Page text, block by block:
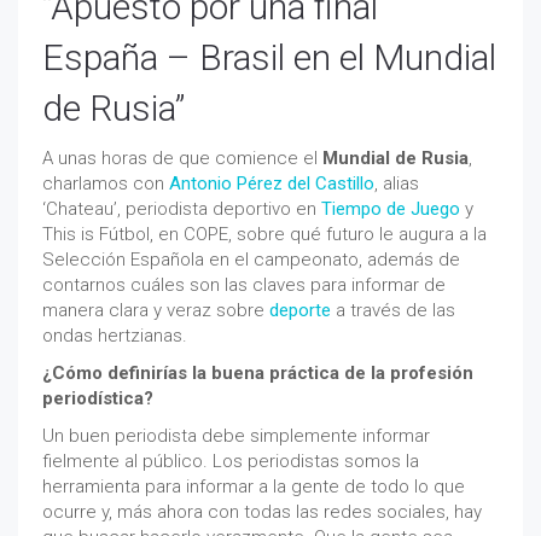
España – Brasil en el Mundial
de Rusia”
A unas horas de que comience el Mundial de Rusia,
charlamos con Antonio Pérez del Castillo, alias
‘Chateau’, periodista deportivo en Tiempo de Juego y
This is Fútbol, en COPE, sobre qué futuro le augura a la
Selección Española en el campeonato, además de
contarnos cuáles son las claves para informar de
manera clara y veraz sobre deporte a través de las
ondas hertzianas.
¿Cómo definirías la buena práctica de la profesión
periodística?
Un buen periodista debe simplemente informar
fielmente al público. Los periodistas somos la
herramienta para informar a la gente de todo lo que
ocurre y, más ahora con todas las redes sociales, hay